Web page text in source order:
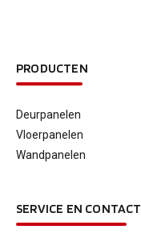
PRODUCTEN
Deurpanelen
Vloerpanelen
Wandpanelen
SERVICE EN CONTACT